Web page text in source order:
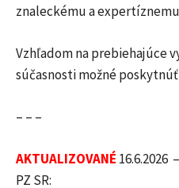
znaleckému a
Vzhľadom na prebiehajúce
súčasnosti možné
– – –
AKTUALIZOVANÉ 16.6.2026
PZ SR: